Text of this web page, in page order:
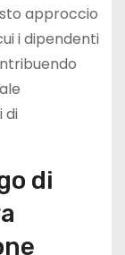
approccio
i dipendenti
di
di